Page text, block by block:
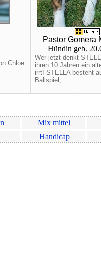
Chloe
Pastor Gomera
Hündin geb.
Wer jetzt denkt
ihren 10 Jahren ein
irrt! STELLA besteht
Ballspiel, ...
Mix mittel
Handicap